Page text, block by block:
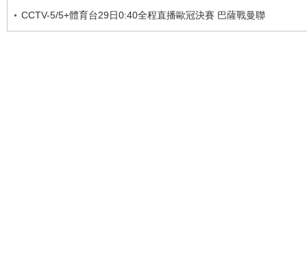
CCTV-5/5+體育台29日0:40全程直播歐冠決賽 巴薩戰曼聯